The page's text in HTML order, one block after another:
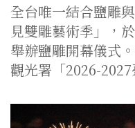
全台唯一結合鹽雕
見雙雕藝術季」，
舉辦鹽雕開幕儀式
觀光署「2026-